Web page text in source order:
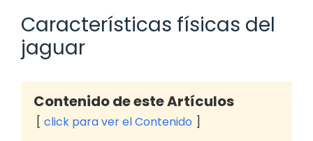
Características físicas del
jaguar
Contenido de este Artículos
click para ver el Contenido